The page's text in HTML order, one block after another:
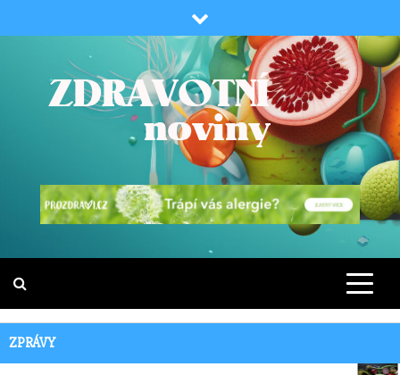
to
ZDRAVOTNÍ
NOVINY
INFORMACE PRO ZDRAVÍ
ZPRÁVY